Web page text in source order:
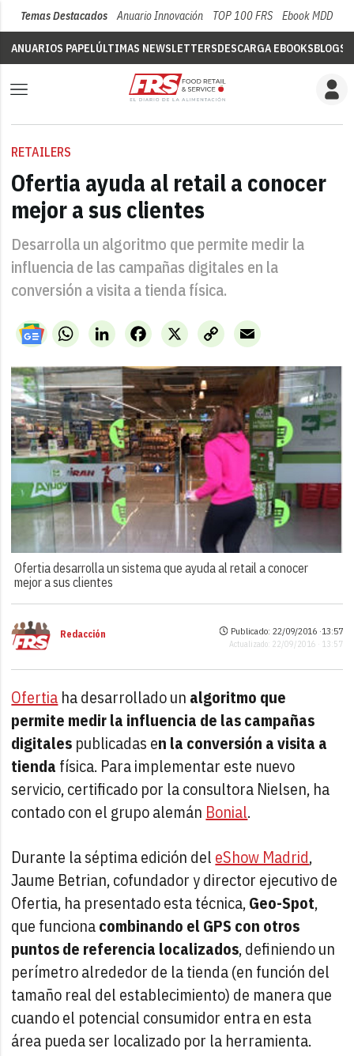
Temas Destacados Anuario Innovación TOP 100 FRS Ebook MDD
ANUARIOS PAPELÚLTIMAS NEWSLETTERSDESCARGA EBOOKSBLOGS
RETAILERS
Ofertia ayuda al retail a conocer
mejor a sus clientes
Desarrolla un algoritmo que permite medir la
influencia de las campañas digitales en la
conversión a visita a tienda física.
WhatsAppLinkedIn X
Facebook
Copy
Link
Email
Ofertia desarrolla un sistema que ayuda al retail a conocer
mejor a sus clientes
Redacción Publicado: 22/09/2016 ·13:57
Actualizado: 22/09/2016 · 13:57
Ofertia ha desarrollado un algoritmo que
permite medir la influencia de las campañas
digitales publicadas en la conversión a visita a
tienda física. Para implementar este nuevo
servicio, certificado por la consultora Nielsen, ha
contado con el grupo alemán Bonial.
Durante la séptima edición del eShow Madrid,
Jaume Betrian, cofundador y director ejecutivo de
Ofertia, ha presentado esta técnica,Geo-Spot,
que funcionacombinando el GPS con otros
puntos de referencia localizados, definiendo un
perímetro alrededor de la tienda (en función del
tamaño real del establecimiento) de manera que
cuando el potencial consumidor entra en esta
área pueda ser localizado por la herramienta.